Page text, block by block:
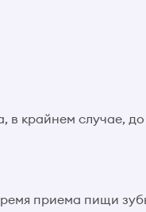
в крайнем случае,
приема пищи